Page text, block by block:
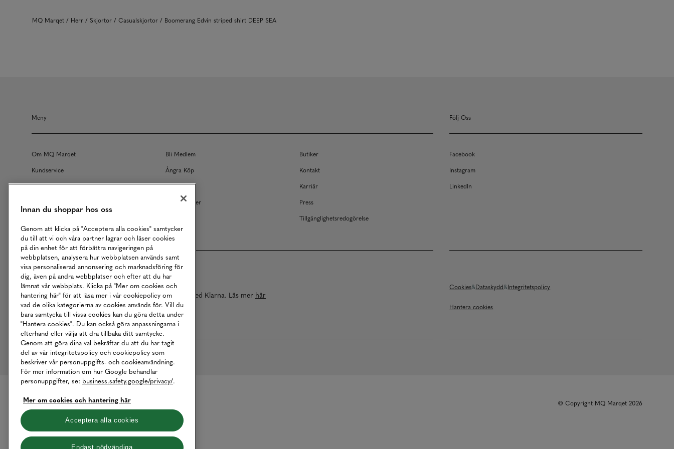
MQ Marqet Herr Skjortor Casualskjortor Boomerang Edvin striped shirt DEEP SEA
Meny
Om MQ Marqet Bli Medlem
Butiker
Kundservice
Ångra Köp
Kontakt
Returer
Köpvillkor
Karriär
Våra Tjänster
Press
Tillgänglighetsredogörelse
Följ Oss
Facebook
Instagram
LinkedIn
Betalningar online sköts i samarbete med Klarna. Läs mer här
Cookies Dataskydd Integritetspolicy
Hantera cookies
© Copyright MQ Marqet 2026
Innan du shoppar hos oss
Genom att klicka på "Acceptera alla cookies" samtycker
du till att vi och våra partner lagrar och läser cookies
på din enhet för att förbättra navigeringen på
webbplatsen, analysera hur webbplatsen används samt
visa personaliserad annonsering och marknadsföring för
dig, även på andra webbplatser och efter att du har
lämnat vår webbplats. Klicka på "Mer om cookies och
hantering här" för att läsa mer i vår cookiepolicy om
vad de olika kategorierna av cookies används för. Vill du
bara samtycka till vissa cookies kan du göra detta under
"Hantera cookies". Du kan också göra anpassningarna i
efterhand eller välja att dra tillbaka ditt samtycke.
Genom att göra dina val bekräftar du att du har tagit
del av vår integritetspolicy och cookiepolicy som
beskriver vår personuppgifts- och cookieanvändning.
För mer information om hur Google behandlar
personuppgifter, se: business.safety.google/privacy/.
Mer om cookies och hantering här
Acceptera alla cookies
Endast nödvändiga